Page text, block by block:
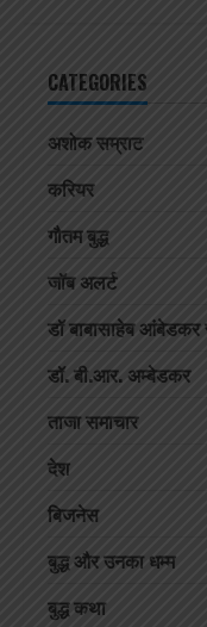
CATEGORIES
अशोक सम्राट
करियर
गौतम बुद्ध
जॉब अलर्ट
डॉ बाबासाहेब आंबेडकर
डॉ. बी.आर. अम्बेडकर
ताजा समाचार
देश
बिजनेस
बुद्ध और उनका धम्म
बुद्ध कथा